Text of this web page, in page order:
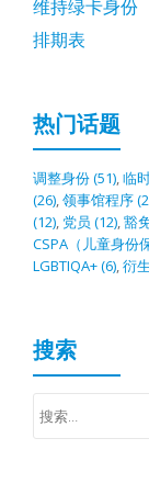
维持绿卡身份
排期表
热门话题
调整身份(51),临
(26),领事馆程序
(12), 党员 (12),豁
CSPA（儿童身份
LGBTIQA+(6),衍
搜索